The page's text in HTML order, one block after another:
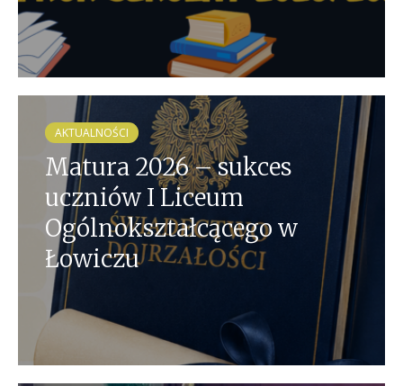
AKTUALNOŚCI
Matura 2026 – sukces
uczniów I Liceum
Ogólnokształcącego w
Łowiczu